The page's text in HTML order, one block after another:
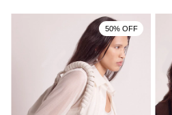
50% OFF